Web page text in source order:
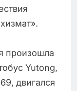
произошла
Yutong,
двигался